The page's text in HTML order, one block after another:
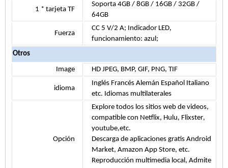
1 * tarjeta TF
Soporta 4GB / 8GB / 16GB / 32GB /
64GB
Fuerza
CC 5 V/2 A; Indicador LED,
funcionamiento: azul;
Otros
Image HD JPEG, BMP, GIF, PNG, TIF
idioma
Inglés Francés Alemán Español Italiano
etc. Idiomas multilaterales
Opción
Explore todos los sitios web de videos,
compatible con Netflix, Hulu, Flixster,
youtube,etc.
Descarga de aplicaciones gratis Android
Market, Amazon App Store, etc.
Reproducción multimedia local, Admite